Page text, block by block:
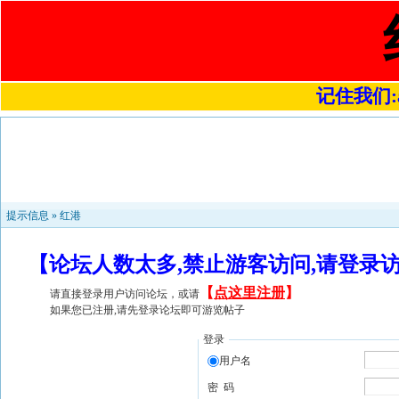
记住我们
提示信息 » 红港
【论坛人数太多,禁止游客访问,请登
请直接登录用户访问论坛，或请 【 点这里注册】
如果您已注册,请先登录论坛即可游览帖子
登录
用户名
密 码